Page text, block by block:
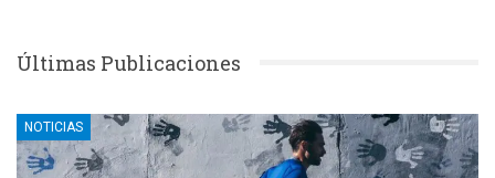
Últimas Publicaciones
NOTICIAS